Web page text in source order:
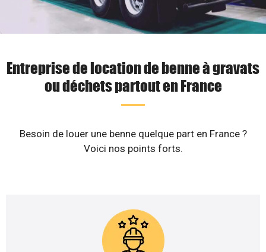
Entreprise de location de benne à gravats
ou déchets partout en France
Besoin de louer une benne quelque part en France ?
Voici nos points forts.